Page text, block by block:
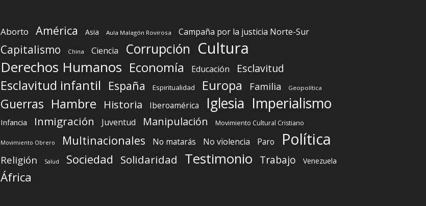
Aborto América Asia Aula Malagón Rovirosa Campaña por la justicia Norte-Sur
Capitalismo China Ciencia Corrupción Cultura
Derechos Humanos Economía Educación Esclavitud
Esclavitud infantil España Espiritualidad Europa Familia Geopolítica
Guerras Hambre Historia Iberoamérica Iglesia Imperialismo
Infancia Inmigración Juventud Manipulación Movimiento Cultural Cristiano
Movimiento Obrero Multinacionales No matarás No violencia Paro Política
Religión Salud Sociedad Solidaridad Testimonio Trabajo Venezuela
África